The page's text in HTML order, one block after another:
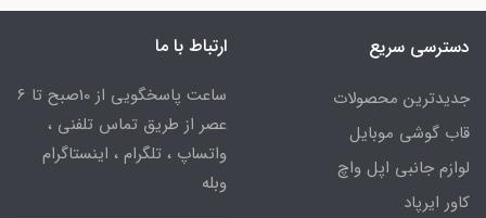
دسترسی سریع
جدیدترین محصولات
قاب گوشی موبایل
لوازم جانبی اپل واچ
کاور ایرپاد
ارتباط با ما
ساعت پاسخگویی از 10صبح تا 6
عصر از طریق تماس تلفنی ،
واتساپ ، تلگرام ، اینستاگرام
وبله